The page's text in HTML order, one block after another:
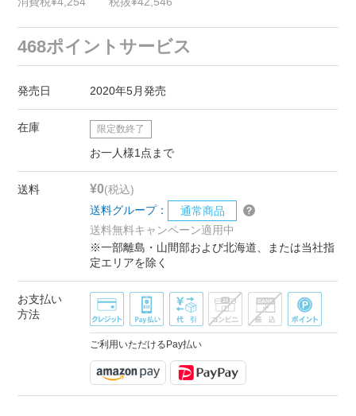
468ポイントサービス
発売日 2020年5月発売
在庫 限定数終了
お一人様1点まで
送料 ¥0(税込)
送料グループ：
通常商品
送料無料キャンペーン適用中
※一部離島・山間部および北海道、または当社指
定エリアを除く
お支払い
方法
ご利用いただけるPay払い